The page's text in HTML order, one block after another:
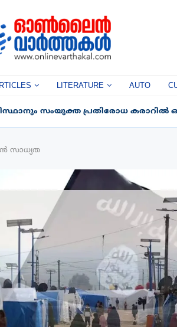
LITERATURE AUTO
സംയുക്ത പ്രതിരോധ കരാറിൽ
സാധ്യത